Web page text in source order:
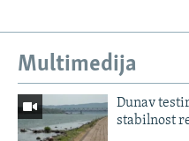
Multimedija
Dunav
stabilnost